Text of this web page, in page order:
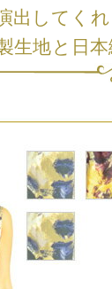
出してく
生地と日